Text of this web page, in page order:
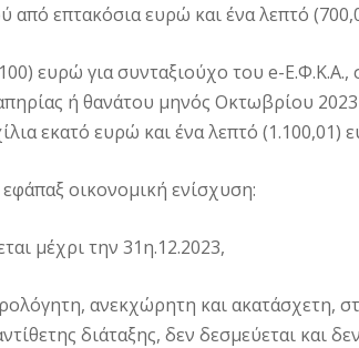
επτακόσια ευρώ και ένα λεπτό
ευρώ για συνταξιούχο του e-
ή θανάτου μηνός Οκτωβρίου
εκατό ευρώ και ένα λεπτό (1.100,01)
οικονομική ενίσχυση:
μέχρι την 31η.12.2023,
ανεκχώρητη και ακατάσχετη,
διάταξης, δεν δεσμεύεται και